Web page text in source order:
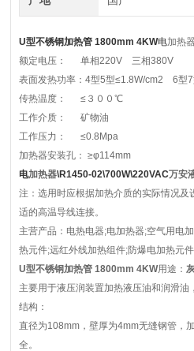
U型不锈钢加热管 1800mm 4KW电加热
额定电压： 单相220V 三相380V
表面发热功率：4型5型≤1.8W/cm2 6型
传热温度： ≤３００℃
工作介质： 矿物油
工作压力： ≤0.8Mpa
加热器安装孔： ≥φ114mm
电加热器\R1450-02\700W\220VAC万安
注：选用时应根据加热介质的实际情况
适的高温导线连接。
主营产品：电热电器;电加热器;空气用电
热元件;远红外线加热组件;防爆电加热元
U型不锈钢加热管 1800mm 4KW用途：
主要用于液压润装置加热液压油和润滑
结构：
直径为108mm，壁厚为4mm无缝钢管，
全。